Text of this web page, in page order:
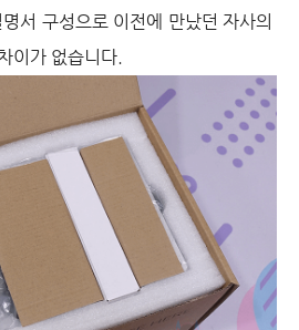
서 구성으로 이전에 만났던 자사의
이가 없습니다.